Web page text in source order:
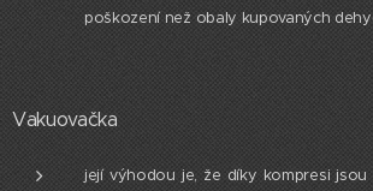
poškození než obaly kupovaných
Vakuovačka
její výhodou je, že díky kompresi jsou